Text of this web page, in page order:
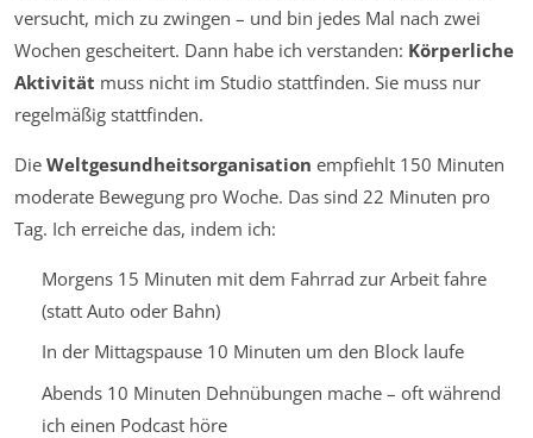
versucht, mich zu zwingen – und bin jedes Mal nach zwei
Wochen gescheitert. Dann habe ich verstanden: Körperliche
Aktivität muss nicht im Studio stattfinden. Sie muss nur
regelmäßig stattfinden.
Die Weltgesundheitsorganisation empfiehlt 150 Minuten
moderate Bewegung pro Woche. Das sind 22 Minuten pro
Tag. Ich erreiche das, indem ich:
Morgens 15 Minuten mit dem Fahrrad zur Arbeit fahre
(statt Auto oder Bahn)
In der Mittagspause 10 Minuten um den Block laufe
Abends 10 Minuten Dehnübungen mache – oft während
ich einen Podcast höre